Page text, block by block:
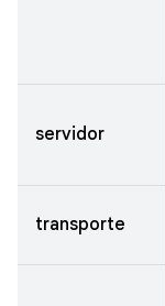
servidor
transporte